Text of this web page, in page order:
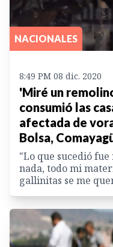
NACIONALES
8:49 PM 08 dic. 2020
'Miré un
consumió las
afectada de
Bolsa,
"Lo que sucedió
nada, todo mi
gallinitas se me